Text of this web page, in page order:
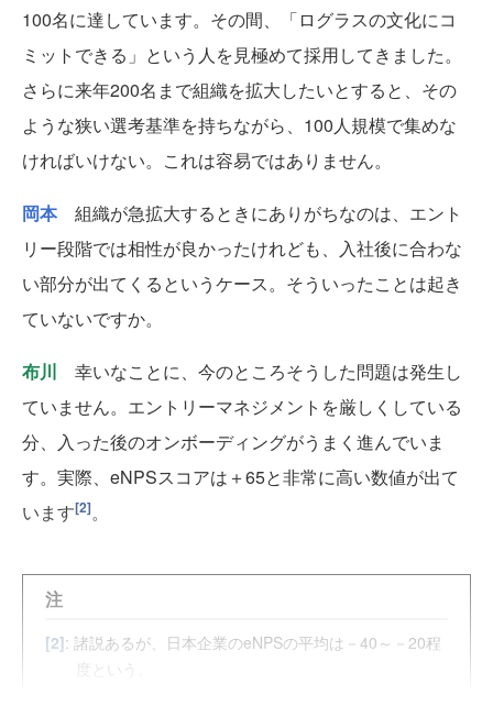
100名に達しています。その間、「ログラスの文化にコ
ミットできる」という人を見極めて採用してきました。
さらに来年200名まで組織を拡大したいとすると、その
ような狭い選考基準を持ちながら、100人規模で集めな
ければいけない。これは容易ではありません。
岡本組織が急拡大するときにありがちなのは、エント
リー段階では相性が良かったけれども、入社後に合わな
い部分が出てくるというケース。そういったことは起き
ていないですか。
布川 幸いなことに、今のところそうした問題は発生し
ていません。エントリーマネジメントを厳しくしている
分、入った後のオンボーディングがうまく進んでいま
す。実際、eNPSスコアは＋65と非常に高い数値が出て
います[2]。
注
[2]: 諸説あるが、日本企業のeNPSの平均は－40～－20程
度という。